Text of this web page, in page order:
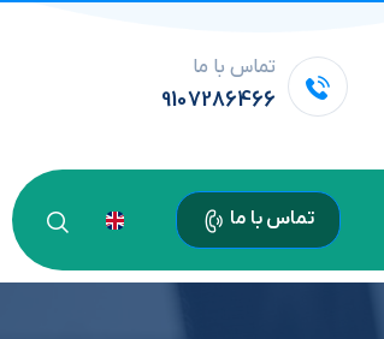
تماس با ما
9107286466
تماس با ما